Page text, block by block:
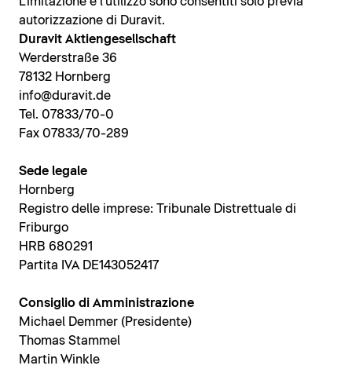
autorizzazione di Duravit.
Duravit Aktiengesellschaft
Werderstraße 36
78132 Hornberg
info@duravit.de
Tel. 07833/70-0
Fax 07833/70-289
Sede legale
Hornberg
Registro delle imprese: Tribunale Distrettuale di
Friburgo
HRB 680291
Partita IVA DE143052417
Consiglio di Amministrazione
Michael Demmer (Presidente)
Thomas Stammel
Martin Winkle